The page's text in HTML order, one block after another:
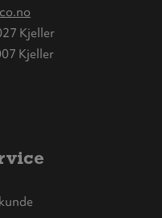
Kjeller
Kjeller